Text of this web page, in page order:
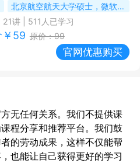
北京航空航天大学硕士，微软资深Excel、PowerBI讲师，微软人工智能微学位全球第一位获得者，阿里巴巴大数据认证讲师，慧科集团商业分析专业主任，时代光华商业数据分析教研专家
21讲 | 511 人已学习
59 原价：99
官网优惠购买
无任何关系。我们不提供课
程分享和推荐平台。我们鼓
的劳动成果，这样不仅能帮
也能让自己获得更好的学习